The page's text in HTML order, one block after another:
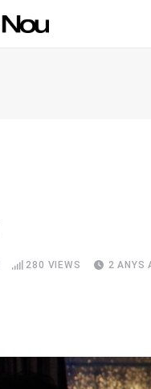
280 VIEWS 2 ANYS